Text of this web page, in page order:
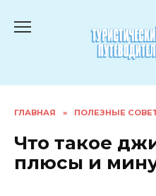
ГЛАВНАЯ » ПОЛЕЗНЫЕ
Что такое
плюсы и